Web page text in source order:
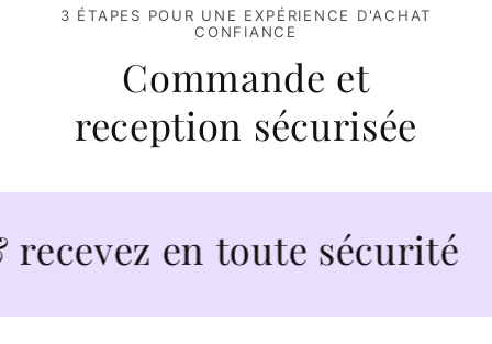
3 ÉTAPES POUR UNE EXPÉRIENCE D'ACHAT
CONFIANCE
Commande et
reception sécurisée
en toute sécurité